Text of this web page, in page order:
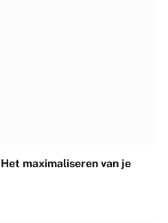
maximaliseren van je